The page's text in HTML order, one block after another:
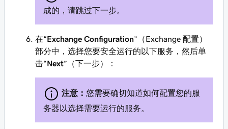
成的，请跳过下一步。
在“Exchange Configuration”（Exchange 配置）
部分中，选择您要安全运行的以下服务，然后单
击“Next”（下一步）：
注意： 您需要确切知道如何配置您的服
务器以选择需要运行的服务。